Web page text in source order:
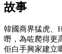
故事
韓國商界猛虎、
嘢，為咗爬得更
佢白手興家建立